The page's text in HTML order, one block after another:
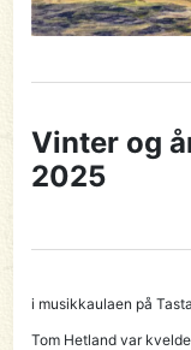
Vinter og
2025
i musikkaulaen på
Tom Hetland var